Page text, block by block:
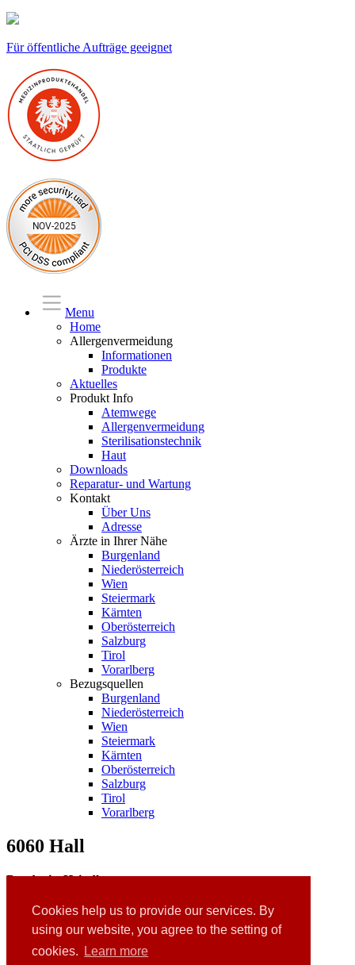
Cookies help us to provide our services. By
using our website, you agree to the setting of
cookies.
Learn more
Für öffentliche Aufträge geeignet
Menu
Home
Allergenvermeidung
Informationen
Produkte
Aktuelles
Produkt Info
Atemwege
Allergenvermeidung
Sterilisationstechnik
Haut
Downloads
Reparatur- und Wartung
Kontakt
Über Uns
Adresse
Ärzte in Ihrer Nähe
Burgenland
Niederösterreich
Wien
Steiermark
Kärnten
Oberösterreich
Salzburg
Tirol
Vorarlberg
Bezugsquellen
Burgenland
Niederösterreich
Wien
Steiermark
Kärnten
Oberösterreich
Salzburg
Tirol
Vorarlberg
6060 Hall
Bandagist Heindl
6060 Hall / Tirol
Tel.: 05223 / 42 650
Homepage:www.heindl-bandagist.at